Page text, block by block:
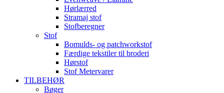
Hørlærred
Stramaj stof
Stofberegner
Stof
Bomulds- og patchworkstof
Færdige tekstiler til broderi
Hørstof
Stof Metervarer
TILBEHØR
Bøger